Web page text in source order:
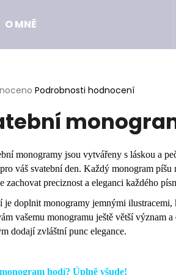
O MNĚ
Podrobnosti hodnocení
monogramy jsou vytvářeny s láskou a
váš svatební den. Každý monogram
zachovat preciznost a eleganci každého
je doplnit monogramy jemnými ilustracemi,
vašemu monogramu ještě větší význam
dodají zvláštní punc elegance.
hodí? Úplně všude!
HLEDAT